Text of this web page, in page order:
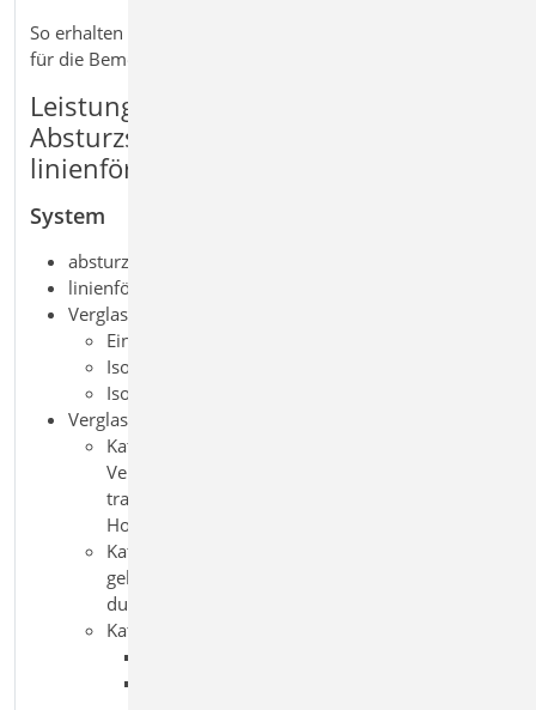
So erhalten Sie eine sichere und praxisgerechte Lösung
für die Bemessung absturzsichernder Verglasungen.
Leistungsmerkmale S881.de
Absturzsichernde Verglasung,
linienförmig gelagert
System
absturzsichernde senkrechte Verglasung
linienförmig gelagert (zwei- und vierseitig gelagert)
Verglasungstypen
Einfachverglasung
Isolierglas als Doppelverglasung
Isolierglas als Dreifachverglasung
Verglasungskategorien nach DIN 18008-4
Kategorie A: linienförmig gelagerte
Verglasungen gemäß DIN 18008-2, die keinen
tragenden Brüstungsriegel oder vorgesetzten
Holm besitzen
Kategorie B: unten eingespannte linienförmig
gelagerte Brüstungsverglasungen mit
durchgehendem Handlauf
Kategorie C: